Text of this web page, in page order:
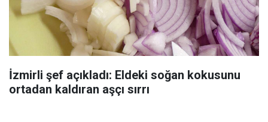
İzmirli şef açıkladı: Eldeki soğan kokusunu
ortadan kaldıran aşçı sırrı